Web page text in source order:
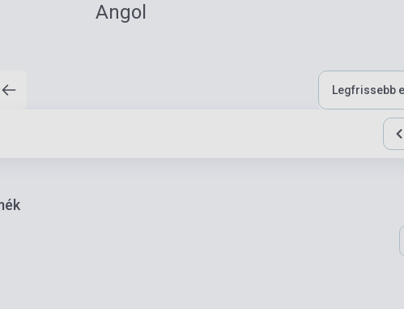
Angol